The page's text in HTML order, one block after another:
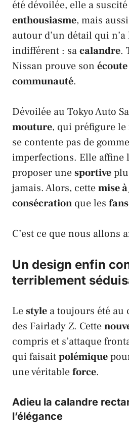
été dévoilée, elle a
enthousiasme, mais
autour d’un détail qui
indifférent : sacalandre.
Nissan prouve son écoute
communauté.
Dévoilée au Tokyo Auto
mouture, qui préfigure le
se contente pas de
imperfections. Elle affine
proposer unesportive
jamais. Alors, cettemise
consécration que les fans
C’est ce que nous allons
Un design enfin
terriblement
Lestyle a toujours été au
des Fairlady Z. Cette
compris et s’attaque
qui faisaitpolémique
une véritableforce.
Adieu la calandre
l’élégance